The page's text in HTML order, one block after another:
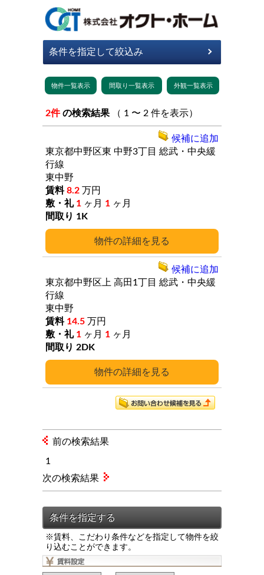
2件 の検索結果 （ 1 〜 2 件を表示）
詳細
東京都中野区東 中野3丁目 総武・中央緩
行線
東中野
8.2 万円
1 ヶ月 1 ヶ月
1K
候補に追加
詳細
東京都中野区上 高田1丁目 総武・中央緩
行線
東中野
14.5 万円
1 ヶ月 1 ヶ月
2DK
候補に追加
前の検索結果
1
※賃料、こだわり条件などを指定して物件を絞
り込むことができます。